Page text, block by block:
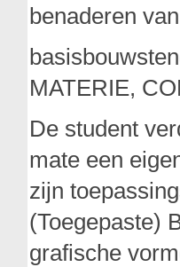
benaderen
MATERIE,
De student
mate een
zijn
(Toegepaste)
grafische